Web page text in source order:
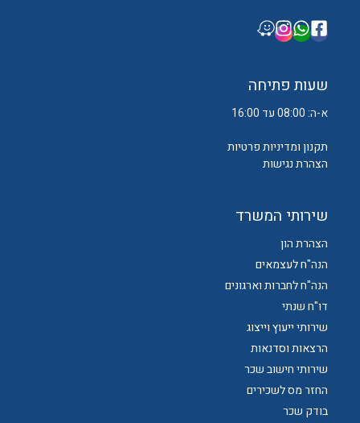
שעות פתיחה
א-ה: 08:00 עד 16:00
תקנון ומדיניות פרטיות
הצהרת נגישות
שירותי המשרד
הצהרת הון
הנה"ח לעצמאים
הנה"ח לחברות וארגונים
דו"ח שנתי
שירותי ייעוץ וייצוג
הרצאות וסדנאות
שירותי חישוב שכר
החזר מס לשכירים
בודק שכר